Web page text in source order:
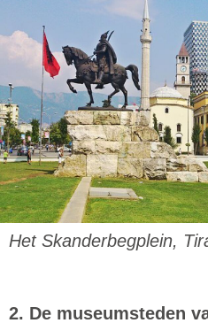
Het Skanderbegplein,
2. De museumsteden